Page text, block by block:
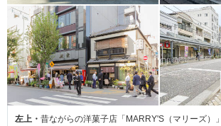
左上・ 昔ながらの洋菓子店「MARRY'S（マリーズ）